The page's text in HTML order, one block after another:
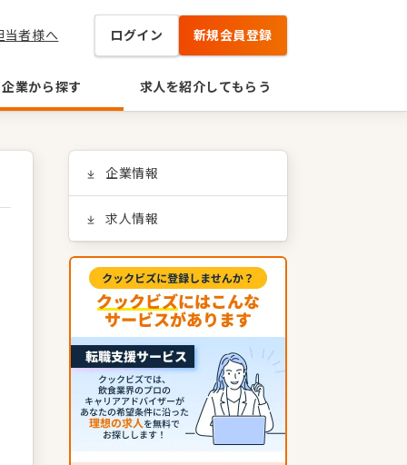
当者様へ ログイン 新規会員登録
企業から探す 求人を紹介してもらう
企業情報
求人情報